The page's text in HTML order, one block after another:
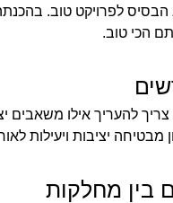
הבסיס לפרויקט טוב.
הכי טוב.
צריך להעריך אילו משאבים
יציבות ויעילות
בין מחלקות